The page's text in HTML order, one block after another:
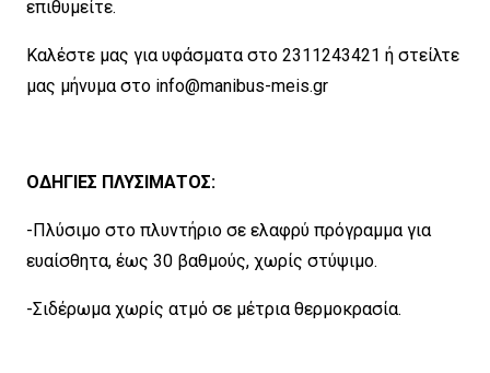
επιθυμείτε.
Καλέστε μας για υφάσματα στο 2311243421 ή στείλτε
μας μήνυμα στο info@manibus-meis.gr
ΟΔΗΓΙΕΣ ΠΛΥΣΙΜΑΤΟΣ:
-Πλύσιμο στο πλυντήριο σε ελαφρύ πρόγραμμα για
ευαίσθητα, έως 30 βαθμούς, χωρίς στύψιμο.
-Σιδέρωμα χωρίς ατμό σε μέτρια θερμοκρασία.